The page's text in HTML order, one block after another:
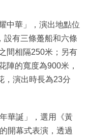
中華」，演出地點位
設有三條躉船和六條
間相隔250米；另有
陣的寬度為900米，
，演出時長為23分
華誕」，選用《黃
開幕式表演，透過